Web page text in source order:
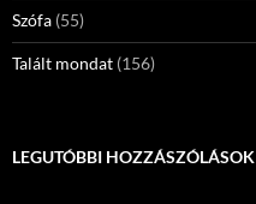
Szófa (55)
Talált mondat (156)
LEGUTÓBBI HOZZÁSZÓLÁSOK